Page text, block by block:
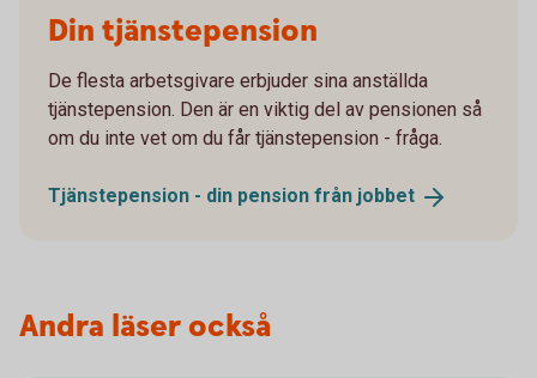
Din tjänstepension
De flesta arbetsgivare erbjuder sina anställda
tjänstepension. Den är en viktig del av pensionen så
om du inte vet om du får tjänstepension - fråga.
Tjänstepension - din pension från jobbet
Andra läser också